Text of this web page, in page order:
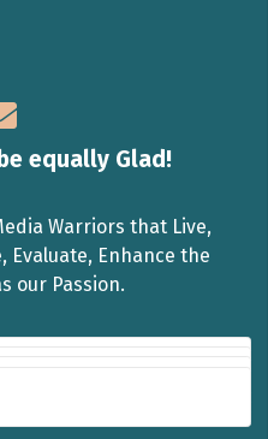
equally Glad!
Warriors that Live,
Evaluate, Enhance the
our Passion.